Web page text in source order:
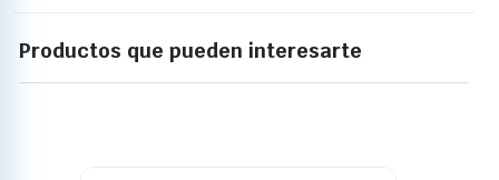
Productos que pueden interesarte